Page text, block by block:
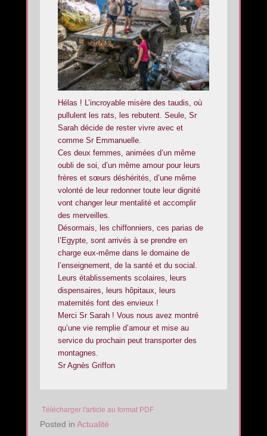
Hélas ! L’incroyable misère des taudis, où
pullulent les rats, les rebutent. Seule, Sr
Sarah décide de rester vivre avec et
comme Sr Emmanuelle.
Ces deux femmes, animées d’un même
oubli de soi, d’un même amour pour leurs
frères et sœurs déshérités, d’une même
volonté de leur redonner toute leur dignité
vont changer leur mentalité et accomplir
des merveilles.
Désormais, les chiffonniers, ces parias de
l’Egypte, sont arrivés à se prendre en
charge eux-même dans le domaine de
l’enseignement, de la santé et du social.
Leurs établissements scolaires, leurs
dispensaires, leurs hôpitaux, leurs
maternités font des envieux !
Merci Sr Sarah ! Vous nous avez montré
qu’une vie remplie d’amour et mise au
service du prochain peut transporter des
montagnes.
Sr Agnès Griffon
Télécharger l'article au format PDF
Posted in Actualité